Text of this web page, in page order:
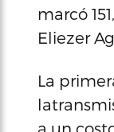
marcó
Eliezer
La
a un